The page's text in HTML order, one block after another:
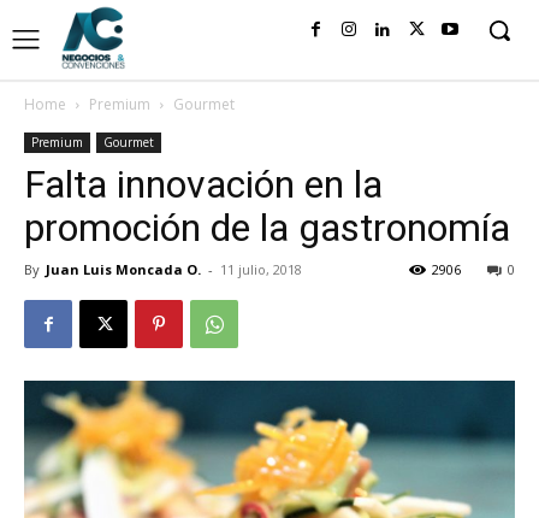
Home Premium Gourmet
Premium Gourmet
Falta innovación en la
promoción de la gastronomía
By Juan Luis Moncada O. - 11 julio, 2018 0
2906